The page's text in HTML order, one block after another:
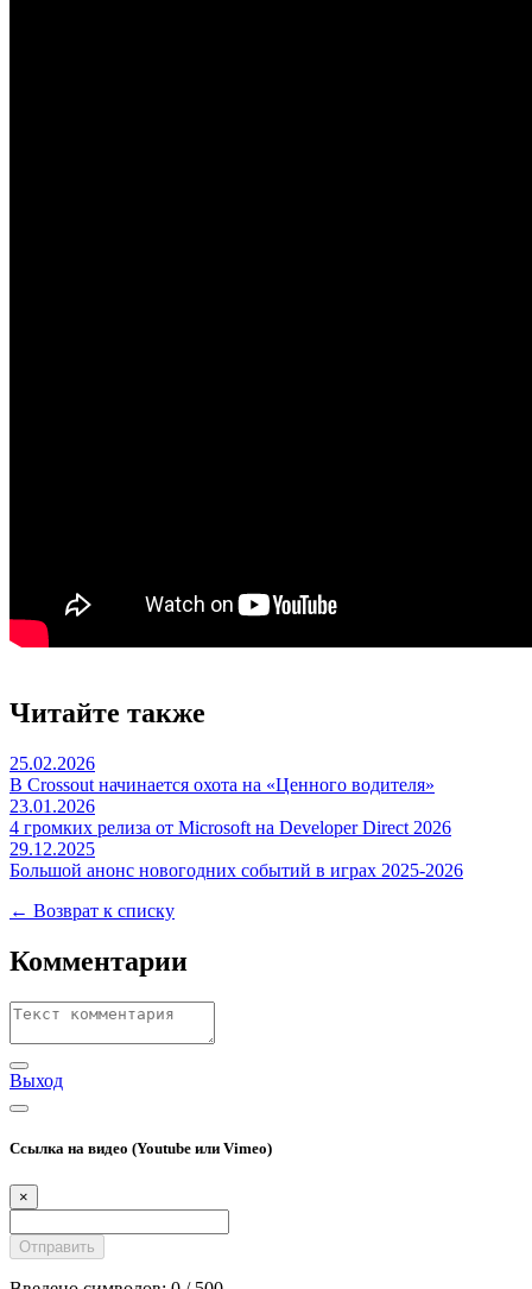
Читайте также
25.02.2026
В Crossout начинается охота на «Ценного водителя»
23.01.2026
4 громких релиза от Microsoft на Developer Direct 2026
29.12.2025
Большой анонс новогодних событий в играх 2025-2026
← Возврат к списку
Комментарии
Выход
Ссылка на видео (Youtube или Vimeo)
×